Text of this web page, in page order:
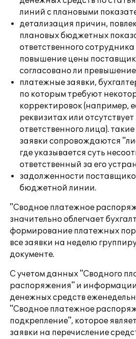
линий с плановыми
детализация причин,
плановых бюджетных
ответственного
повышение цены
согласовано ли
платежные заявки,
по которым требуют
корректировок (например,
реквизитах или
ответственного лица).
заявки сопровождаются
где указывается суть
ответственный за его
задолженности
бюджетной линии.
"Сводное платежное
значительно облегчает
формирование платежных
все заявки на неделю
документе.
С учетом данных "Сводного
распоряжения" и информации
денежных средств
"Сводное платежное
подкрепление", которое
заявки на перечисление